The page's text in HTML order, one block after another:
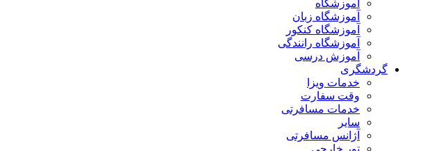
آموزشگاه
آموزشگاه زبان
آموزشگاه کنکور
آموزشگاه رانندگی
آموزش درسی
گردشگری
خدمات ویزا
وقت سفارت
خدمات مسافرتی
سایر
آژانس مسافرتی